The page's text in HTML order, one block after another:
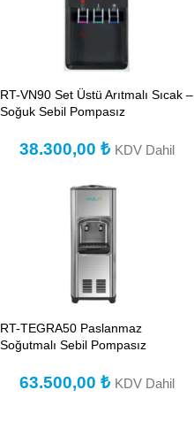
RT-VN90 Set Üstü Arıtmalı Sıcak –
Soğuk Sebil Pompasız
38.300,00 ₺ KDV Dahil
RT-TEGRA50 Paslanmaz
Soğutmalı Sebil Pompasız
63.500,00 ₺ KDV Dahil